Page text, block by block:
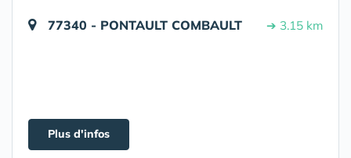
77340 - PONTAULT COMBAULT ➔ 3.15 km
Plus d'infos